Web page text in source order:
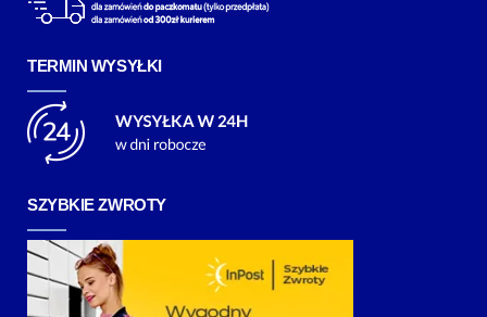
TERMIN WYSYŁKI
SZYBKIE ZWROTY